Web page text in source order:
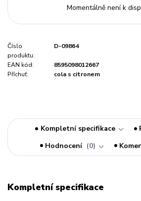
Momentálně není k
Číslo
produktu:
D-09864
EAN kód:
8595098012667
Příchuť:
cola s citronem
Kompletní specifikace
Hodnocení
0
Kompletní specifikace